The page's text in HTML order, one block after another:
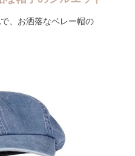
、お洒落なベレー帽の